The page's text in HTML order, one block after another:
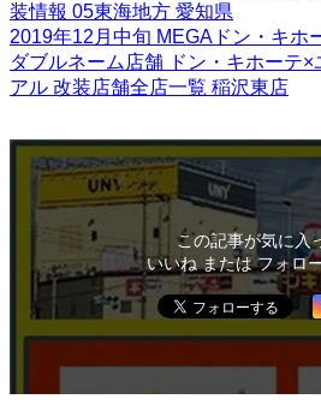
装情報 05東海地方 愛知県
2019年12月中旬 MEGAドン・キホ
ダブルネーム店舗 ドン・キホーテ×
アル 改装店舗全店一覧 稲沢東店
この記事が気に入
いいね または フォロ